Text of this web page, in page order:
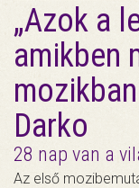
„Azok a
amikben
Darko
28 nap van a
Az első